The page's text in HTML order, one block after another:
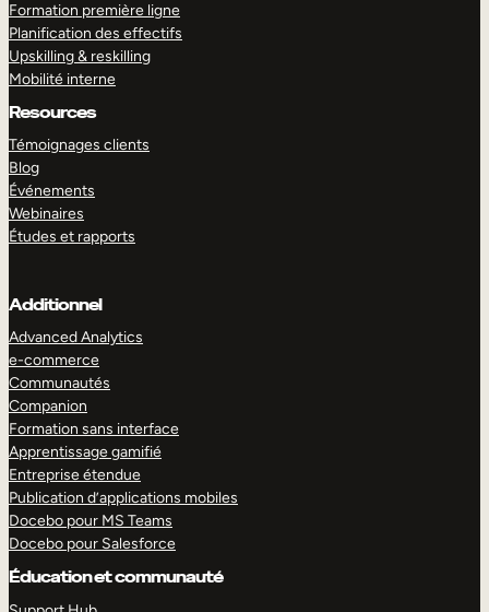
Formation première ligne
Planification des effectifs
Upskilling & reskilling
Mobilité interne
Resources
Témoignages clients
Blog
Événements
Webinaires
Études et rapports
Additionnel
Advanced Analytics
e-commerce
Communautés
Companion
Formation sans interface
Apprentissage gamifié
Entreprise étendue
Publication d’applications mobiles
Docebo pour MS Teams
Docebo pour Salesforce
Éducation et communauté